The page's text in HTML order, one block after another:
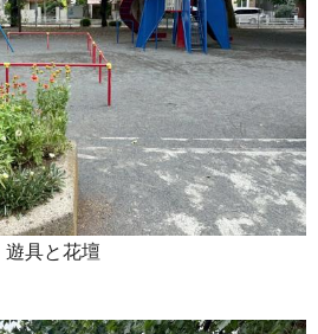
遊具と花壇